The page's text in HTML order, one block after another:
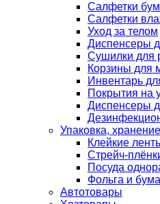
Салфетки
Салфетки
Уход за телом
Диспенсеры
Сушилки для
Корзины для
Инвентарь
Покрытия на
Диспенсеры
Упаковка,
Клейкие
Стрейч-
Посуда
Фольга и
Автотовары